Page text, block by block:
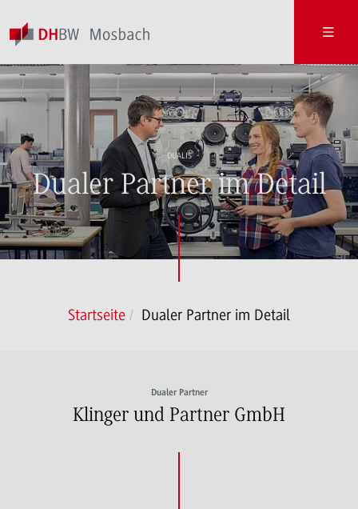
DUALIS
Dualer Partner im Detail
Startseite Dualer Partner im Detail
Dualer Partner
Klinger und Partner GmbH